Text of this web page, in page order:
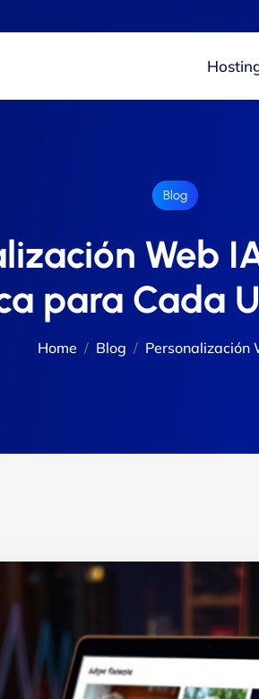
Blog
Web
para Cada
Home Blog Personalización